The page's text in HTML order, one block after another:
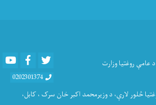
د عامې روغتیا وزارت Youtube Facebook
0202301374
څلور لارې، د وزیرمحمد اکبر خان سرک ، کابل،